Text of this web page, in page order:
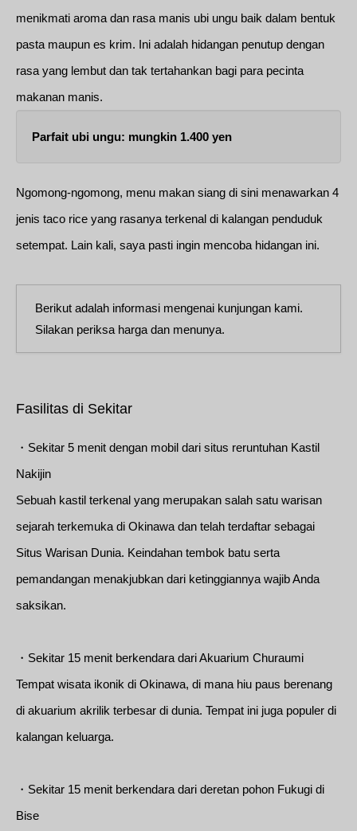
menikmati aroma dan rasa manis ubi ungu baik dalam bentuk
pasta maupun es krim. Ini adalah hidangan penutup dengan
rasa yang lembut dan tak tertahankan bagi para pecinta
makanan manis.
Parfait ubi ungu: mungkin 1.400 yen
Ngomong-ngomong, menu makan siang di sini menawarkan 4
jenis taco rice yang rasanya terkenal di kalangan penduduk
setempat. Lain kali, saya pasti ingin mencoba hidangan ini.
Berikut adalah informasi mengenai kunjungan kami.
Silakan periksa harga dan menunya.
Fasilitas di Sekitar
・Sekitar 5 menit dengan mobil dari situs reruntuhan Kastil
Nakijin
Sebuah kastil terkenal yang merupakan salah satu warisan
sejarah terkemuka di Okinawa dan telah terdaftar sebagai
Situs Warisan Dunia. Keindahan tembok batu serta
pemandangan menakjubkan dari ketinggiannya wajib Anda
saksikan.
・Sekitar 15 menit berkendara dari Akuarium Churaumi
Tempat wisata ikonik di Okinawa, di mana hiu paus berenang
di akuarium akrilik terbesar di dunia. Tempat ini juga populer di
kalangan keluarga.
・Sekitar 15 menit berkendara dari deretan pohon Fukugi di
Bise